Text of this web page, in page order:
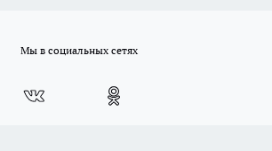
Мы в социальных сетях